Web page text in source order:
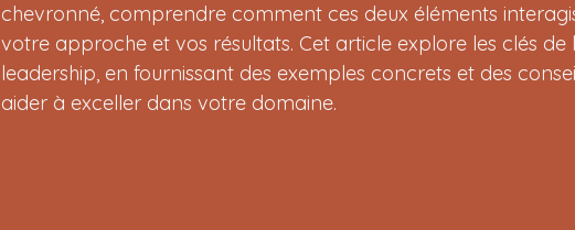
chevronné, comprendre comment ces deux éléments
votre approche et vos résultats. Cet article explore les clés de
leadership, en fournissant des exemples concrets et des
aider à exceller dans votre domaine.